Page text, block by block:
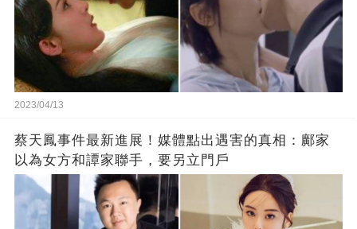
2023/04/13
蔡天鳳事件最新進展！媒體點出遇害的真相：鄺家
以為女方和譚家聯手，要另立門戶